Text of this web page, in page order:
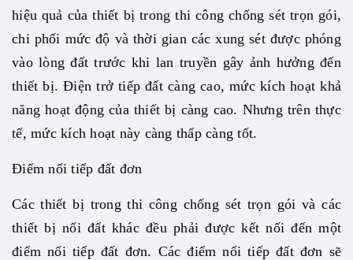
hiệu quả của thiết bị trong thi công chống sét trọn gói,
chi phối mức độ và thời gian các xung sét được phóng
vào lòng đất trước khi lan truyền gây ảnh hưởng đến
thiết bị. Điện trở tiếp đất càng cao, mức kích hoạt khả
năng hoạt động của thiết bị càng cao. Nhưng trên thực
tế, mức kích hoạt này càng thấp càng tốt.
Điểm nối tiếp đất đơn
Các thiết bị trong thi công chống sét trọn gói và các
thiết bị nối đất khác đều phải được kết nối đến một
điểm nối tiếp đất đơn. Các điểm nối tiếp đất đơn sẽ